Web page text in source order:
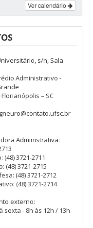
Ver calendário
s/n, Sala
Administrativo -
Florianópolis – SC
Administrativa:
(48) 3721-2711
(48) 3721-2715
(48) 3721-2712
(48) 3721-2714
externo:
sexta - 8h às 12h / 13h